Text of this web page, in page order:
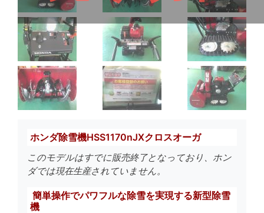
ホンダ除雪機HSS1170nJXクロスオーガ
このモデルはすでに販売終了となっており、ホン
ダでは現在生産されていません。
簡単操作でパワフルな除雪を実現する新型除雪
機